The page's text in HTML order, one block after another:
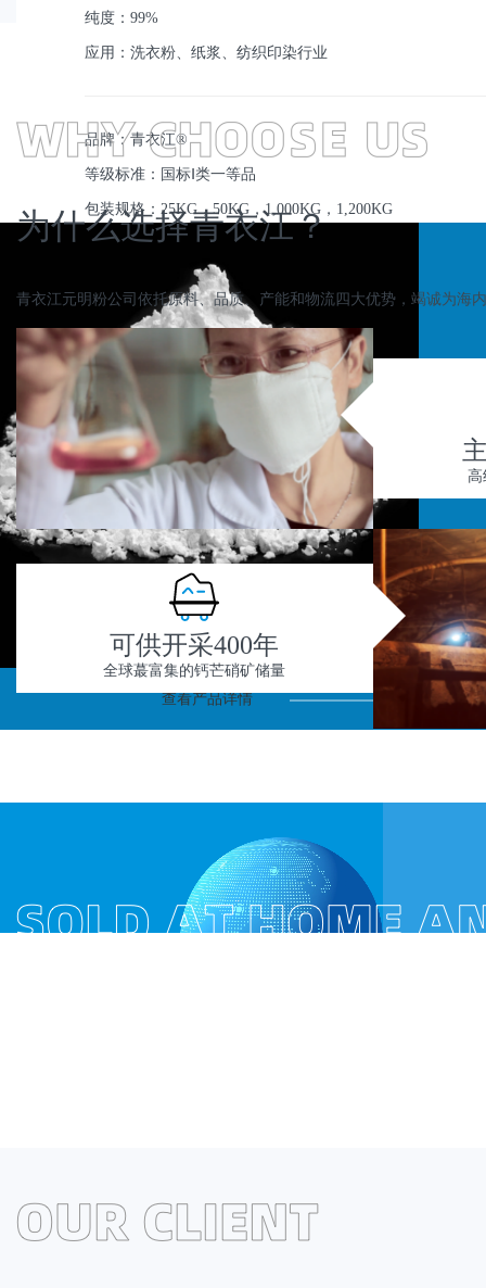
纯度：99%
应用：洗衣粉、纸浆、纺织印染行业
品牌：青衣江®
等级标准：国标Ⅰ类一等品
包装规格：25KG，50KG，1,000KG，1,200KG
查看产品详情
为什么选择青衣江？
青衣江元明粉公司依托原料、品质、产能和物流四大优势，竭诚为海
高
可供开采400年
全球蕞富集的钙芒硝矿储量